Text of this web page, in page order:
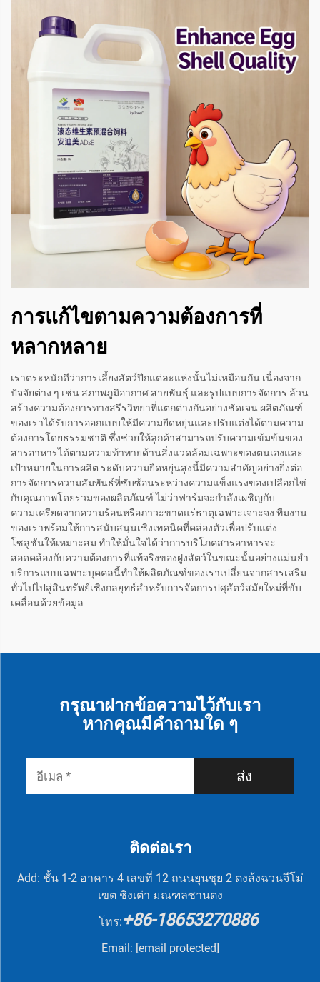
การแก้ไขตามความต้องการที่
หลากหลาย
เราตระหนักดีว่าการเลี้ยงสัตว์ปีกแต่ละแห่งนั้นไม่เหมือนกัน เนื่องจาก
ปัจจัยต่าง ๆ เช่น สภาพภูมิอากาศ สายพันธุ์ และรูปแบบการจัดการ ล้วน
สร้างความต้องการทางสรีรวิทยาที่แตกต่างกันอย่างชัดเจน ผลิตภัณฑ์
ของเราได้รับการออกแบบให้มีความยืดหยุ่นและปรับแต่งได้ตามความ
ต้องการโดยธรรมชาติ ซึ่งช่วยให้ลูกค้าสามารถปรับความเข้มข้นของ
สารอาหารได้ตามความท้าทายด้านสิ่งแวดล้อมเฉพาะของตนเองและ
เป้าหมายในการผลิต ระดับความยืดหยุ่นสูงนี้มีความสำคัญอย่างยิ่งต่อ
การจัดการความสัมพันธ์ที่ซับซ้อนระหว่างความแข็งแรงของเปลือกไข่
กับคุณภาพโดยรวมของผลิตภัณฑ์ ไม่ว่าฟาร์มจะกำลังเผชิญกับ
ความเครียดจากความร้อนหรือภาวะขาดแร่ธาตุเฉพาะเจาะจง ทีมงาน
ของเราพร้อมให้การสนับสนุนเชิงเทคนิคที่คล่องตัวเพื่อปรับแต่ง
โซลูชันให้เหมาะสม ทำให้มั่นใจได้ว่าการบริโภคสารอาหารจะ
สอดคล้องกับความต้องการที่แท้จริงของฝูงสัตว์ในขณะนั้นอย่างแม่นยำ
บริการแบบเฉพาะบุคคลนี้ทำให้ผลิตภัณฑ์ของเราเปลี่ยนจากสารเสริม
ทั่วไปไปสู่สินทรัพย์เชิงกลยุทธ์สำหรับการจัดการปศุสัตว์สมัยใหม่ที่ขับ
เคลื่อนด้วยข้อมูล
กรุณาฝากข้อความไว้กับเรา
หากคุณมีคำถามใด ๆ
ส่ง
ติดต่อเรา
Add: ชั้น 1-2 อาคาร 4 เลขที่ 12 ถนนยุนชุย 2 ตงล้งฉวนจีโม่
เขต ชิงเต่า มณฑลซานตง
โทร:+86-18653270886
Email: [email protected]